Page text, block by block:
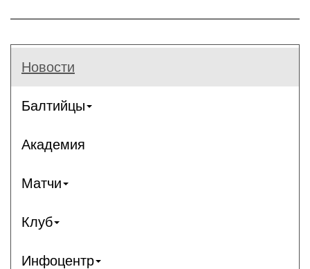
Новости
Балтийцы
Академия
Матчи
Клуб
Инфоцентр